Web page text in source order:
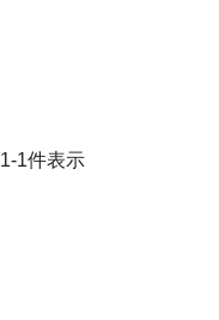
1-1件表示